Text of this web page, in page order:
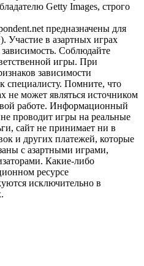
Getty Images, строго
предназначены для
Участие в азартных играх
Соблюдайте
игры. При
зависимости
специалисту. Помните, что
не может являться источником
работе. Информационный
проводит игры на реальные
сайт не принимает ни в
и других платежей, которые
с азартными играми,
Какие-либо
ресурсе
исключительно в